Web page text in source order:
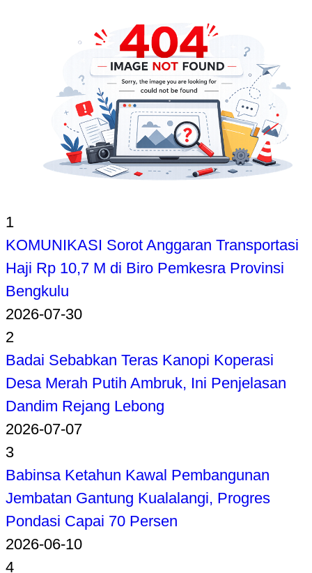
1
KOMUNIKASI Sorot Anggaran Transportasi
Haji Rp 10,7 M di Biro Pemkesra Provinsi
Bengkulu
2026-07-30
2
Badai Sebabkan Teras Kanopi Koperasi
Desa Merah Putih Ambruk, Ini Penjelasan
Dandim Rejang Lebong
2026-07-07
3
Babinsa Ketahun Kawal Pembangunan
Jembatan Gantung Kualalangi, Progres
Pondasi Capai 70 Persen
2026-06-10
4